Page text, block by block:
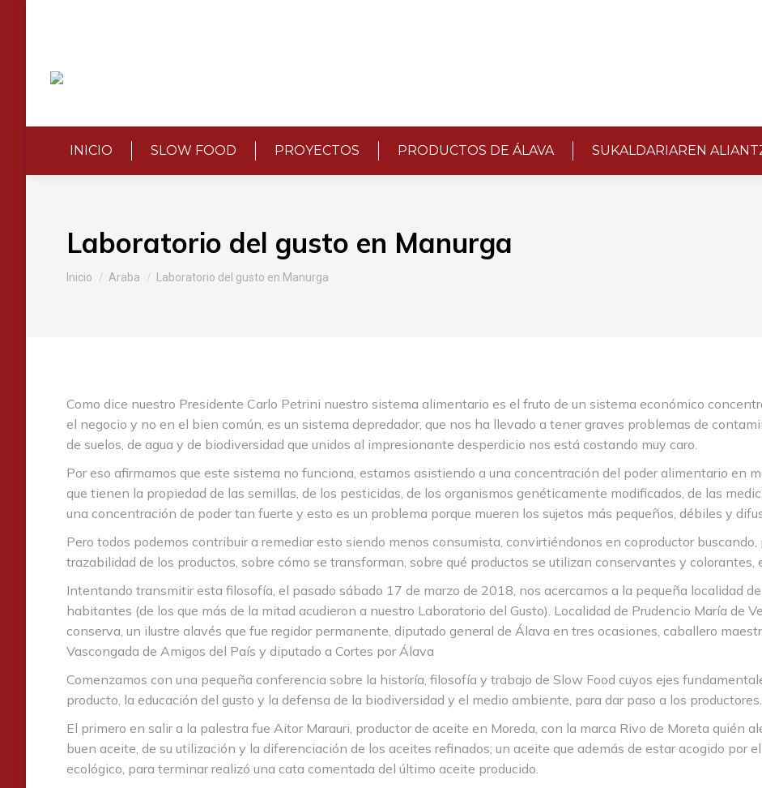
INICIO SLOW FOOD PROYECTOS PRODUCTOS DE ÁLAVA SUKALDARIAREN
Laboratorio del gusto en Manurga
Estás aquí:
Inicio Araba Laboratorio del gusto en Manurga
Como dice nuestro Presidente Carlo Petrini nuestro sistema alimentario es el fruto de un sistema económico
el negocio y no en el bien común, es un sistema depredador, que nos ha llevado a tener graves problemas de
de suelos, de agua y de biodiversidad que unidos al impresionante desperdicio nos está costando muy caro.
Por eso afirmamos que este sistema no funciona, estamos asistiendo a una concentración del poder alimentario en
que tienen la propiedad de las semillas, de los pesticidas, de los organismos genéticamente modificados, de las
una concentración de poder tan fuerte y esto es un problema porque mueren los sujetos más pequeños, débiles y
Pero todos podemos contribuir a remediar esto siendo menos consumista, convirtiéndonos en coproductor
trazabilidad de los productos, sobre cómo se transforman, sobre qué productos se utilizan conservantes y colorantes,
Intentando transmitir esta filosofía, el pasado sábado 17 de marzo de 2018, nos acercamos a la pequeña localidad
habitantes (de los que más de la mitad acudieron a nuestro Laboratorio del Gusto). Localidad de Prudencio María de
conserva, un ilustre alavés que fue regidor permanente, diputado general de Álava en tres ocasiones, caballero
Vascongada de Amigos del País y diputado a Cortes por Álava
Comenzamos con una pequeña conferencia sobre la historía, filosofía y trabajo de Slow Food cuyos ejes
producto, la educación del gusto y la defensa de la biodiversidad y el medio ambiente, para dar paso a los productores.
El primero en salir a la palestra fue Aitor Marauri, productor de aceite en Moreda, con la marca Rivo de Moreta quién
buen aceite, de su utilización y la diferenciación de los aceites refinados; un aceite que además de estar acogido por
ecológico, para terminar realizó una cata comentada del último aceite producido.